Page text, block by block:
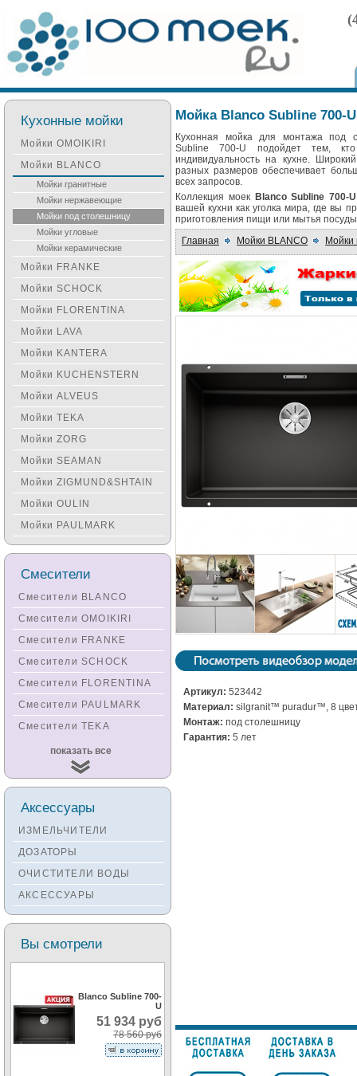
Мойка Blanco Subline 700-U
Кухонная мойка для монтажа под
Subline 700-U подойдет тем,
индивидуальность на кухне.
разных размеров обеспечивает
всех запросов.
Коллекция моек Blanco Subline 700-
вашей кухни как уголка мира, где вы
приготовления пищи или мытья
Главная
Мойки BLANCO Мойки
Артикул: 523442
Материал: silgranit™ puradur™, 8
Монтаж: под столешницу
Гарантия: 5 лет
Кухонные мойки
Мойки OMOIKIRI
Мойки BLANCO
Мойки гранитные
Мойки нержавеющие
Мойки под столешницу
Мойки угловые
Мойки керамические
Мойки FRANKE
Мойки SCHOCK
Мойки FLORENTINA
Мойки LAVA
Мойки KANTERA
Мойки KUCHENSTERN
Мойки ALVEUS
Мойки TEKA
Мойки ZORG
Мойки SEAMAN
Мойки ZIGMUND&SHTAIN
Мойки OULIN
Мойки PAULMARK
Смесители
Смесители BLANCO
Смесители OMOIKIRI
Смесители FRANKE
Смесители SCHOCK
Смесители FLORENTINA
Смесители PAULMARK
Смесители TEKA
Смесители
KUCHENSTERN
Смесители ZORG
Смесители KANTERA
Смесители SEAMAN
Смесители
Zigmund&Shtain
Смесители OULIN
Смесители под бронзу
показать все
Аксессуары
ИЗМЕЛЬЧИТЕЛИ
ДОЗАТОРЫ
ОЧИСТИТЕЛИ ВОДЫ
АКСЕССУАРЫ
Вы смотрели
Blanco Subline 700-
U
51 934 руб
78 560 руб